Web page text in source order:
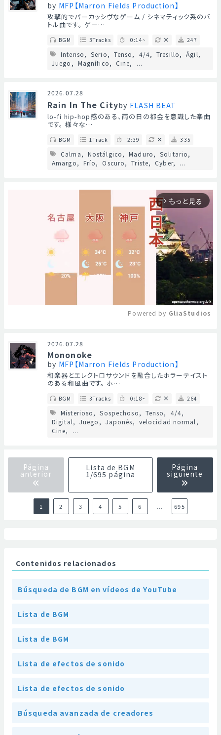
by MFP【Marron Fields Production】
攻撃的でパーカッシヴなゲーム / シネマティック系のバ
トル曲です。 ゲー…
BGM 3Tracks 0:14~ 247
Intenso Serio Tenso 4/4 Tresillo
Ágil
Juego
Magnífico Cine ...
2026.07.28
Rain In The Cityby FLASH BEAT
lo-fi hip-hop感のある、雨の日の都会を意識した楽曲
です。 様々な…
BGM 1Track 2:39 335
Calma Nostálgico Maduro
Solitario
Amargo
Frío Oscuro Triste Cyber ...
arrow_forward_ios もっと見る
Powered by GliaStudios
2026.07.28
Mononoke
by MFP【Marron Fields Production】
和楽器とエレクトロサウンドを融合したホラーテイスト
のある和風曲です。 ホ…
BGM 3Tracks 0:18~ 264
Misterioso Sospechoso Tenso
4/4
Digital
Juego Japonés
velocidad normal
Cine
...
Página
anterior
Lista de BGM
1/695 página
Página
siguiente
1 2 3 4 5 6 ... 695
Contenidos relacionados
Búsqueda de BGM en vídeos de YouTube
Lista de BGM
Lista de BGM
Lista de efectos de sonido
Lista de efectos de sonido
Búsqueda avanzada de creadores